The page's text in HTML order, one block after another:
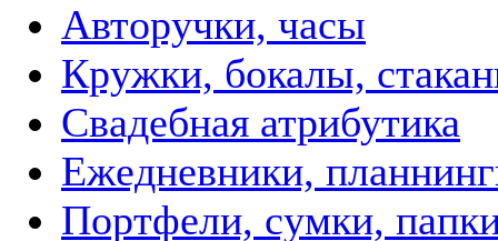
Авторучки, часы
Кружки, бокалы,
Свадебная атрибутика
Ежедневники,
Портфели, сумки,